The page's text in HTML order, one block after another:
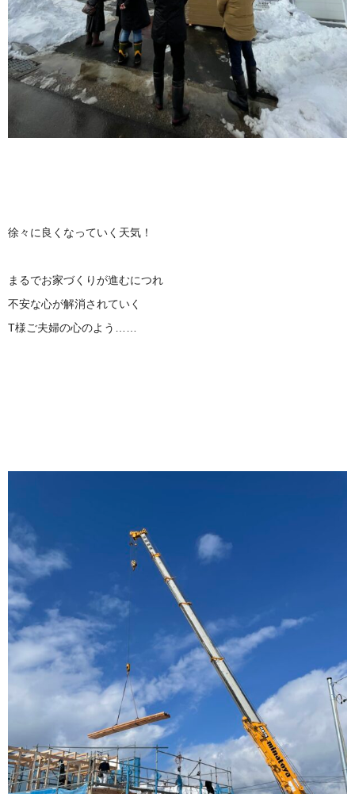
徐々に良くなっていく天気！
まるでお家づくりが進むにつれ
不安な心が解消されていく
T様ご夫婦の心のよう……